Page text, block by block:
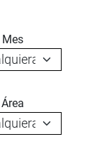
Mes
Área